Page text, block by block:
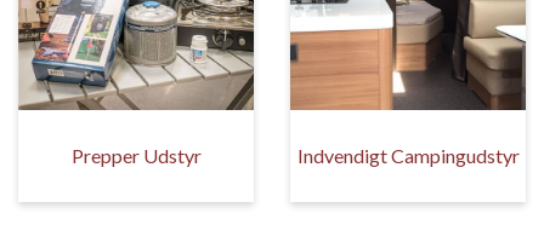
Prepper Udstyr Indvendigt Campingudstyr